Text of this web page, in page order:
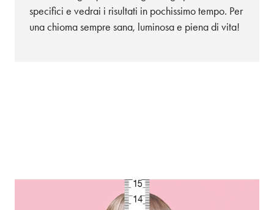
specifici e vedrai i risultati in pochissimo tempo. Per
una chioma sempre sana, luminosa e piena di vita!